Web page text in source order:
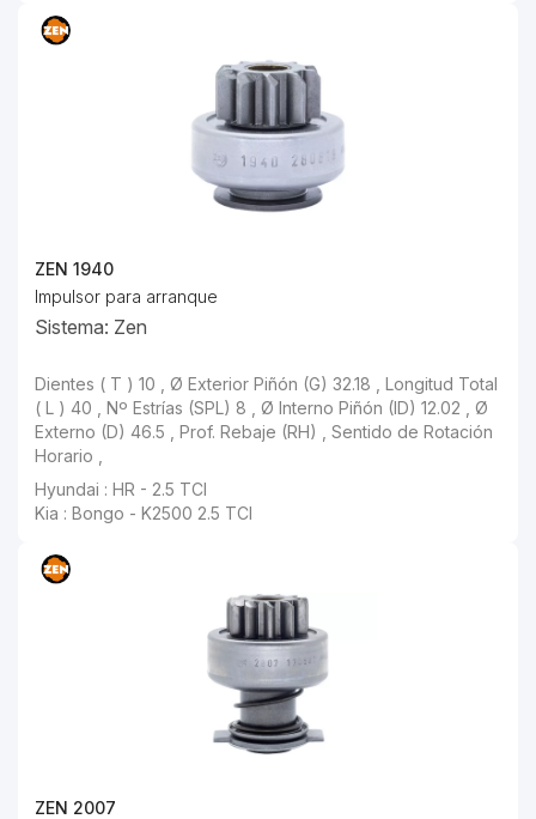
ZEN 1940
Impulsor para arranque
Sistema: Zen
Dientes ( T ) 10 , Ø Exterior Piñón (G) 32.18 , Longitud Total
( L ) 40 , Nº Estrías (SPL) 8 , Ø Interno Piñón (ID) 12.02 , Ø
Externo (D) 46.5 , Prof. Rebaje (RH) , Sentido de Rotación
Horario ,
Hyundai : HR - 2.5 TCI
Kia : Bongo - K2500 2.5 TCI
ZEN 2007